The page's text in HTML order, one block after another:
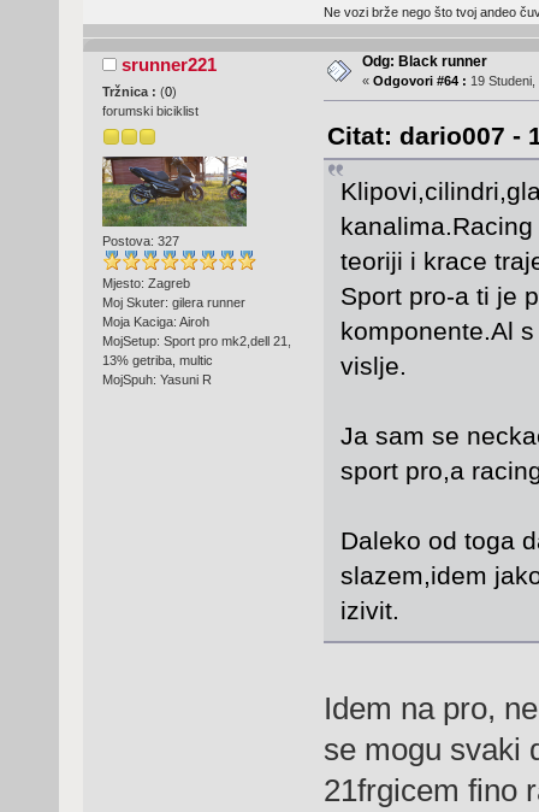
Ne vozi brže nego što tvoj andeo
srunner221
Tržnica : (0)
forumski biciklist
Postova: 327
Mjesto: Zagreb
Moj Skuter: gilera runner
Moja Kaciga: Airoh
MojSetup: Sport pro mk2,dell 21,
13% getriba, multic
MojSpuh: Yasuni R
Odg: Black runner
« Odgovori #64 : 19
Citat: dario007 -
teoriji i krace
Sport pro-a ti je
komponente.Al
vislje.
Ja sam se
sport pro,a
Daleko od toga
slazem,idem
izivit.
Idem na pro,
se mogu svaki
21frgicem fino